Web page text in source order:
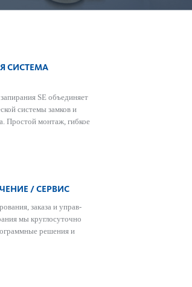
СИСТЕМА
SE объединяет
сис­темы замков и
Простой монтаж, гибкое
/ СЕРВИС
заказа и управ­
мы круглосут­очно
решения и